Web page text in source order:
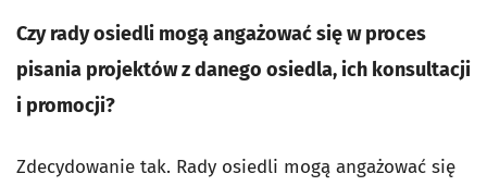
Czy rady osiedli mogą angażować się w proces
pisania projektów z danego osiedla, ich konsultacji
i promocji?
Zdecydowanie tak. Rady osiedli mogą angażować się